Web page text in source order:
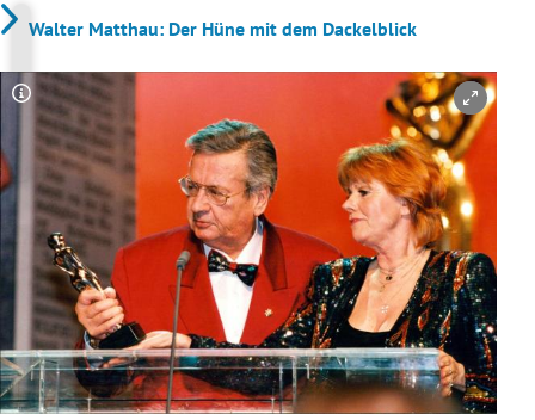
Walter Matthau: Der Hüne mit dem Dackelblick
Copyright-Hinweis öffnen/schließen